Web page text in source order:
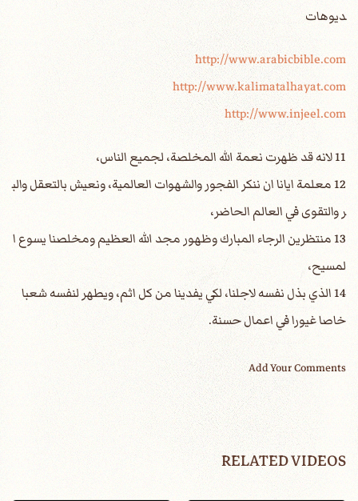
ديوهات
http://www.arabicbible.com
http://www.kalimatalhayat.com
http://www.injeel.com
11 لانه قد ظهرت نعمة الله المخلصة، لجميع الناس،
12 معلمة ايانا ان ننكر الفجور والشهوات العالمية، ونعيش بالتعقل والب
ر والتقوى في العالم الحاضر،
13 منتظرين الرجاء المبارك وظهور مجد الله العظيم ومخلصنا يسوع ا
لمسيح،
14 الذي بذل نفسه لاجلنا، لكي يفدينا من كل اثم، ويطهر لنفسه شعبا
خاصا غيورا في اعمال حسنة.
Add Your Comments
RELATED VIDEOS